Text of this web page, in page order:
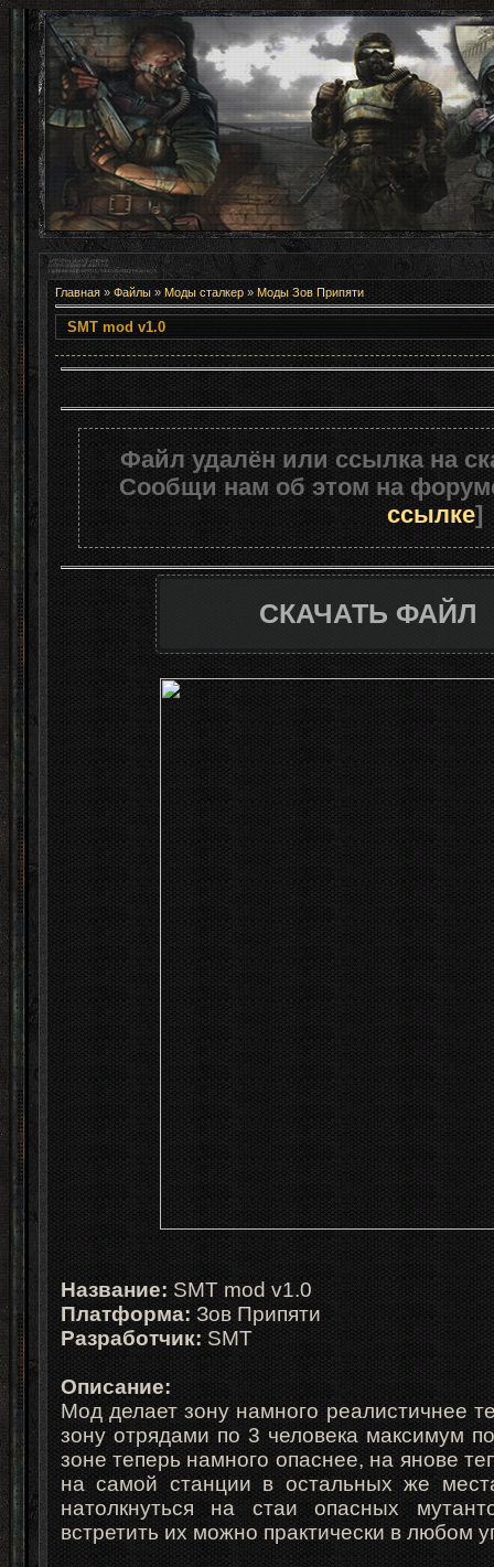
Главная» Файлы» Моды сталкер» Моды Зов Припяти
SMT mod v1.0
Файл удалён или ссылка на
Сообщи нам об этом на
ссылке]
СКАЧАТЬ ФАЙЛ
Название:SMT mod v1.0
Платформа: Зов Припяти
Разработчик:SMT
Описание:
Мод делает зону намного реалистичнее
зону отрядами по 3 человека максимум
зоне теперь намного опаснее, на янове
на самой станции в остальных же
натолкнуться на стаи опасных
встретить их можно практически в любом